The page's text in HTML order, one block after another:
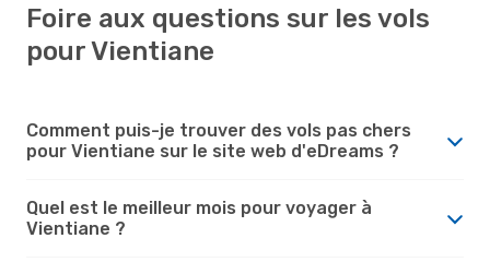
Foire aux questions sur les vols
pour Vientiane
Comment puis-je trouver des vols pas chers
pour Vientiane sur le site web d'eDreams ?
Quel est le meilleur mois pour voyager à
Vientiane ?